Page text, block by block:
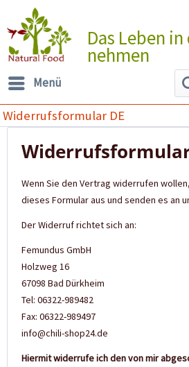
Das Leben
nehmen
Menü
Widerrufsformular DE
Wenn Sie den Vertrag widerrufen
dieses Formular aus und senden es an
Der Widerruf richtet sich an:
Femundus GmbH
Holzweg 16
67098 Bad Dürkheim
Tel: 06322-989482
Fax: 06322-989497
info@chili-shop24.de
Hiermit widerrufe ich den von mir